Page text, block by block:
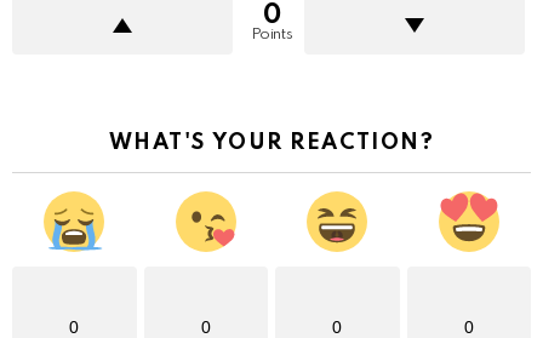
0
Points
WHAT'S YOUR REACTION?
0 0 0 0